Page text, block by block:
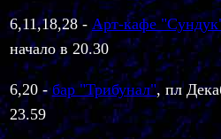
6,11,18,28 - Арт-кафе
начало в 20.30
6,20-бар "Трибунал", пл
23.59